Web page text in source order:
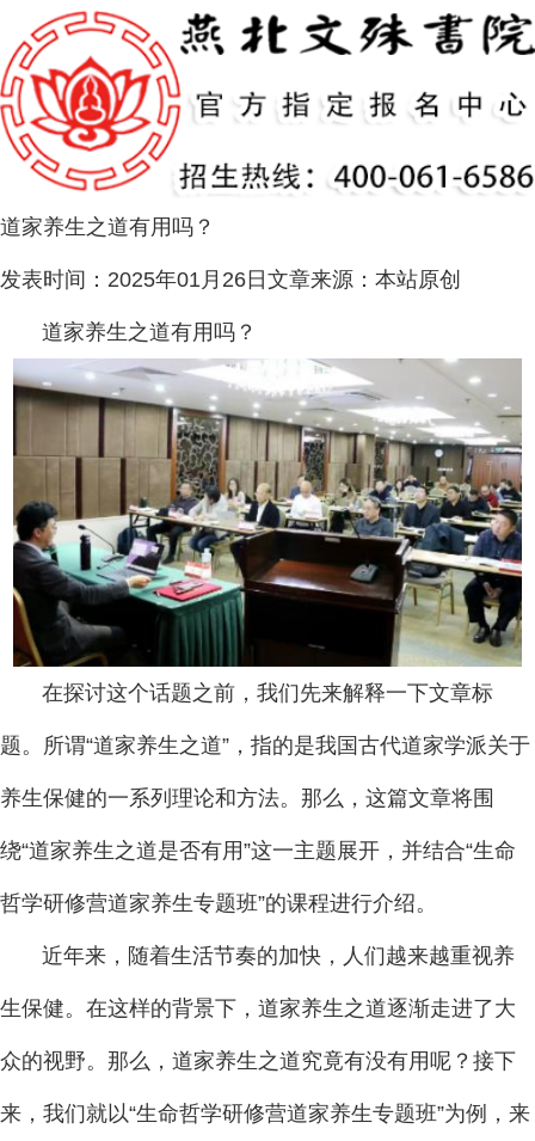
道家养生之道有用吗？
发表时间： 2025年01月26日 文章来源： 本站原创
道家养生之道有用吗？
在探讨这个话题之前，我们先来解释一下文章标
题。所谓“道家养生之道”，指的是我国古代道家学派关于
养生保健的一系列理论和方法。那么，这篇文章将围
绕“道家养生之道是否有用”这一主题展开，并结合“生命
哲学研修营道家养生专题班”的课程进行介绍。
近年来，随着生活节奏的加快，人们越来越重视养
生保健。在这样的背景下，道家养生之道逐渐走进了大
众的视野。那么，道家养生之道究竟有没有用呢？接下
来，我们就以“生命哲学研修营道家养生专题班”为例，来